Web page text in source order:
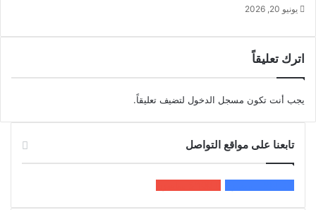
يونيو 20, 2026
اترك تعليقاً
يجب أنت تكون مسجل الدخول لتضيف تعليقاً.
تابعنا على مواقع التواصل